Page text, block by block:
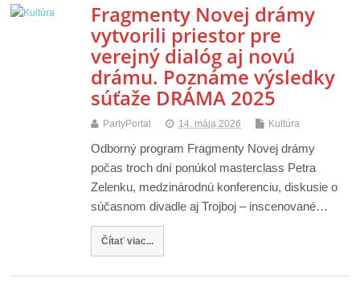
Fragmenty Novej drámy
vytvorili priestor pre
verejný dialóg aj novú
drámu. Poznáme výsledky
súťaže DRÁMA 2025
PartyPortal 14. mája 2026 Kultúra
Odborný program Fragmenty Novej drámy
počas troch dní ponúkol masterclass Petra
Zelenku, medzinárodnú konferenciu, diskusie o
súčasnom divadle aj Trojboj – inscenované…
Čítať viac...